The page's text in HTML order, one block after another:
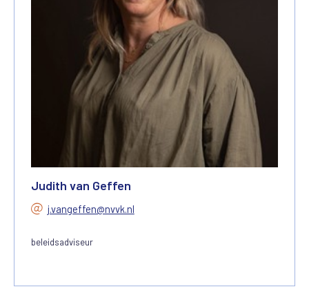
Judith van Geffen
j.vangeffen@nvvk.nl
beleidsadviseur